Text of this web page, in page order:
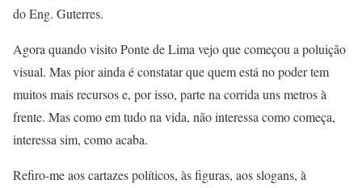
do Eng. Guterres.
Agora quando visito Ponte de Lima vejo que começou a poluição
visual. Mas pior ainda é constatar que quem está no poder tem
muitos mais recursos e, por isso, parte na corrida uns metros à
frente. Mas como em tudo na vida, não interessa como começa,
interessa sim, como acaba.
Refiro-me aos cartazes políticos, às figuras, aos slogans, à